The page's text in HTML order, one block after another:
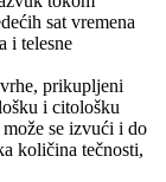
sat vremena
i telesne
prikupljeni
i citološku
se izvući i do
količina tečnosti,